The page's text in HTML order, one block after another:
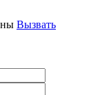
Вызвать